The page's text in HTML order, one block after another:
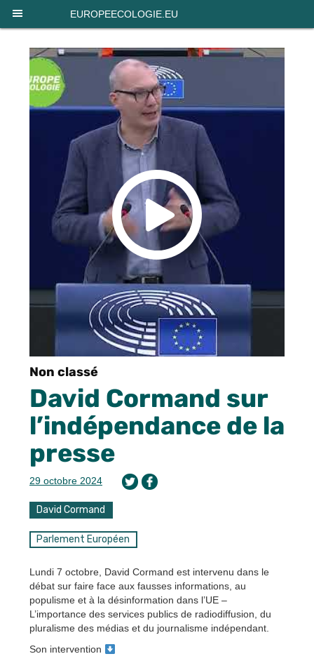
EUROPEECOLOGIE.EU
Non classé
David Cormand sur
l’indépendance de la
presse
29 octobre 2024
David Cormand
Parlement Européen
Lundi 7 octobre, David Cormand est intervenu dans le
débat sur faire face aux fausses informations, au
populisme et à la désinformation dans l’UE –
L’importance des services publics de radiodiffusion, du
pluralisme des médias et du journalisme indépendant.
Son intervention